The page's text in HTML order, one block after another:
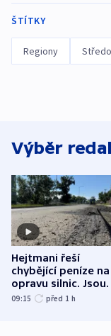
ŠTÍTKY
Regiony
Výběr
Hejtmani řeší
chybějící peníze na
opravu silnic. Jsou
nenárokové, namítá
09:15 před 1 h